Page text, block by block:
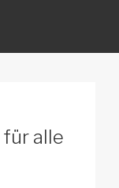
für alle